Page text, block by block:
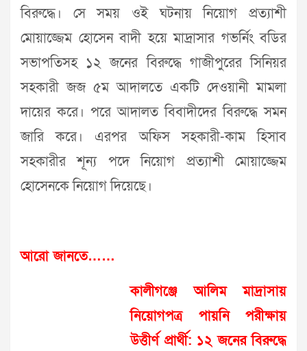
বিরুদ্ধে। সে সময় ওই ঘটনায় নিয়োগ প্রত্যাশী
মোয়াজ্জেম হোসেন বাদী হয়ে মাদ্রাসার গভর্নিং বডির
সভাপতিসহ ১২ জনের বিরুদ্ধে গাজীপুরের সিনিয়র
সহকারী জজ ৫ম আদালতে একটি দেওয়ানী মামলা
দায়ের করে। পরে আদালত বিবাদীদের বিরুদ্ধে সমন
জারি করে। এরপর অফিস সহকারী-কাম হিসাব
সহকারীর শূন্য পদে নিয়োগ প্রত্যাশী মোয়াজ্জেম
হোসেনকে নিয়োগ দিয়েছে।
আরো জানতে……
কালীগঞ্জে আলিম মাদ্রাসায়
নিয়োগপত্র পায়নি পরীক্ষায়
উত্তীর্ণ প্রার্থী: ১২ জনের বিরুদ্ধে